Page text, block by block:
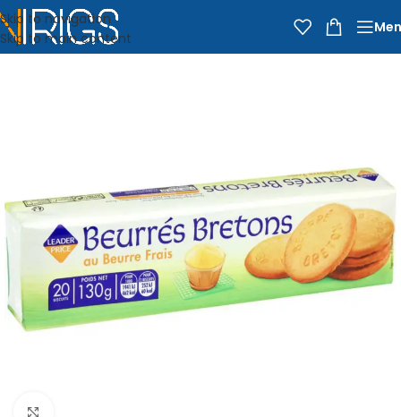
Skip to navigation
Skip to main content